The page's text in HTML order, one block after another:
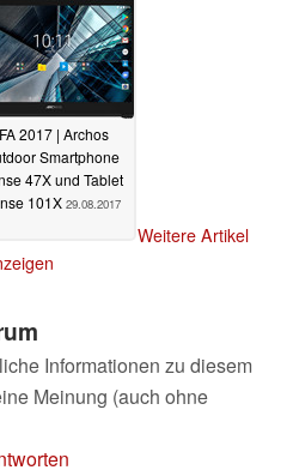
2017 | Archos
Smartphone
47X und Tablet
101X 29.08.2017
Weitere Artikel
Informationen zu diesem
Meinung (auch ohne